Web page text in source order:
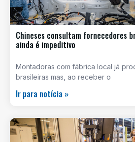
Chineses consultam fornecedores
ainda é impeditivo
Montadoras com fábrica local já
brasileiras mas, ao receber o
Ir para notícia »